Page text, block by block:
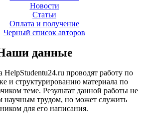
Новости
Статьи
Оплата и получение
Черный список авторов
данные
HelpStudentu24.ru проводят работу по
и структурированию материала по
теме. Результат данной работы не
научным трудом, но может служить
для его написания.